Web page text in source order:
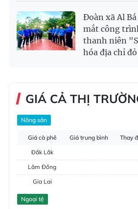
Đoàn xã Al
mắt công
thanh niên
hóa địa chỉ
GIÁ CẢ THỊ
Nông sản
Giá cà phê Giá trung bình
Thay
Đắk Lắk
Lâm Đồng
Gia Lai
Đắk Nông
Ngoại tệ